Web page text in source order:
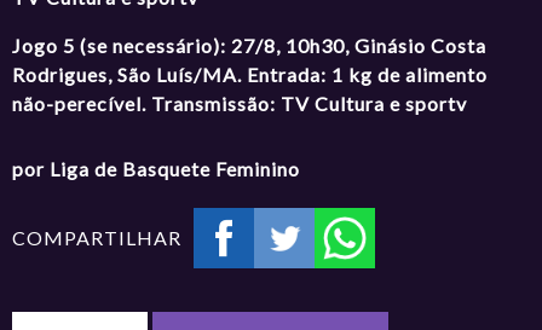
Jogo 5 (se necessário): 27/8, 10h30, Ginásio Costa
Rodrigues, São Luís/MA. Entrada: 1 kg de alimento
não-perecível. Transmissão: TV Cultura e sportv
por Liga de Basquete Feminino
COMPARTILHAR